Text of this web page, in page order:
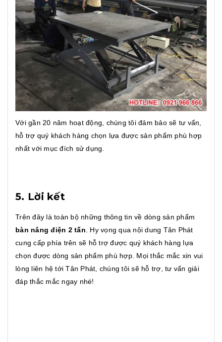
Với gần 20 năm hoạt động, chúng tôi đảm bảo sẽ tư vấn,
hỗ trợ quý khách hàng chọn lựa được sản phẩm phù hợp
nhất với mục đích sử dụng.
5. Lời kết
Trên đây là toàn bộ những thông tin về dòng sản phẩm
bàn nâng điện 2 tấn . Hy vọng qua nội dung Tân Phát
cung cấp phía trên sẽ hỗ trợ được quý khách hàng lựa
chọn được dòng sản phẩm phù hợp. Mọi thắc mắc xin vui
lòng liên hệ tới Tân Phát, chúng tôi sẽ hỗ trợ, tư vấn giải
đáp thắc mắc ngay nhé!